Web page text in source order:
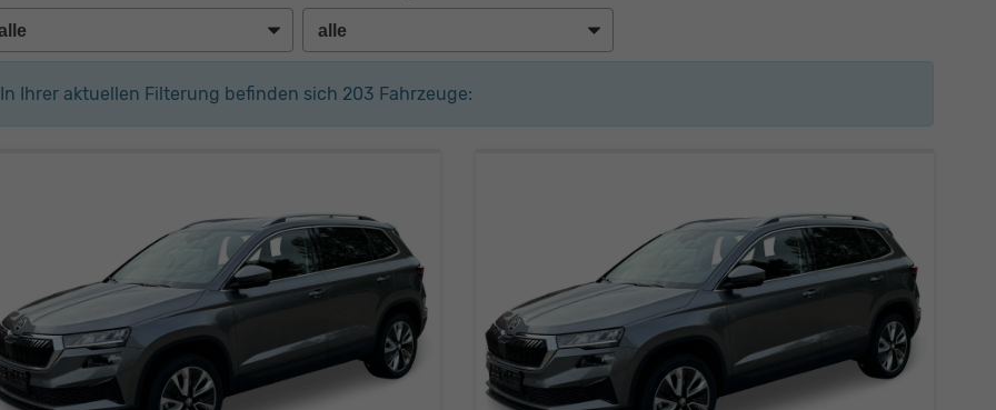
In Ihrer aktuellen Filterung befinden sich 203 Fahrzeuge: